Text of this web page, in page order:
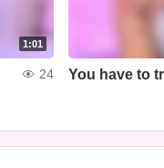
1:01
24 You have to